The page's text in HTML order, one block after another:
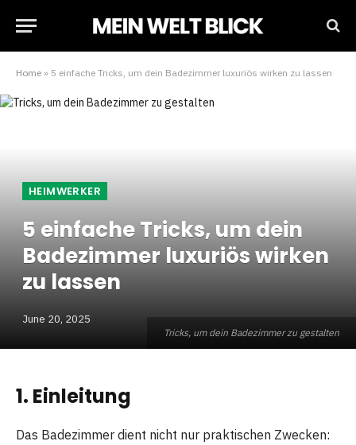
Home » 5 einfache Tricks, um dein Badezimmer luxuriös wirken zu lassen
Tricks, um dein Badezimmer zu gestalten
HEIMWERKER
5 einfache Tricks, um dein
Badezimmer luxuriös wirken
zu lassen
June 20, 2025
1. Einleitung
Das Badezimmer dient nicht nur praktischen Zwecken: